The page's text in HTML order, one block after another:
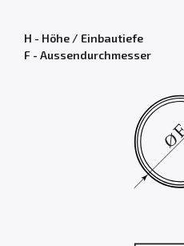
H - Höhe / Einbautiefe
F - Aussendurchmesser